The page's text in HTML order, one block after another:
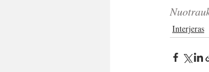
Interjeras